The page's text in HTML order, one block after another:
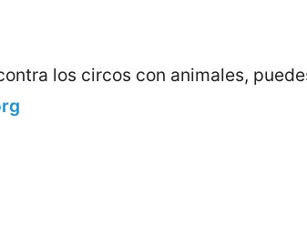
los circos con animales,